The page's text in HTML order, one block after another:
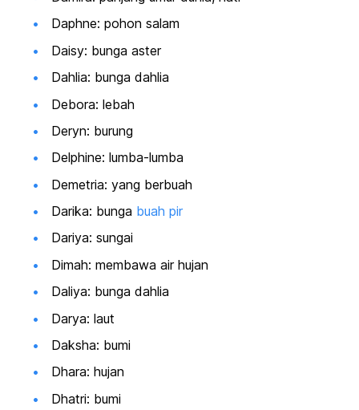
Daphne: pohon salam
Daisy: bunga aster
Dahlia: bunga dahlia
Debora: lebah
Deryn: burung
Delphine: lumba-lumba
Demetria: yang berbuah
Darika: bunga buah pir
Dariya: sungai
Dimah: membawa air hujan
Daliya: bunga dahlia
Darya: laut
Daksha: bumi
Dhara: hujan
Dhatri: bumi